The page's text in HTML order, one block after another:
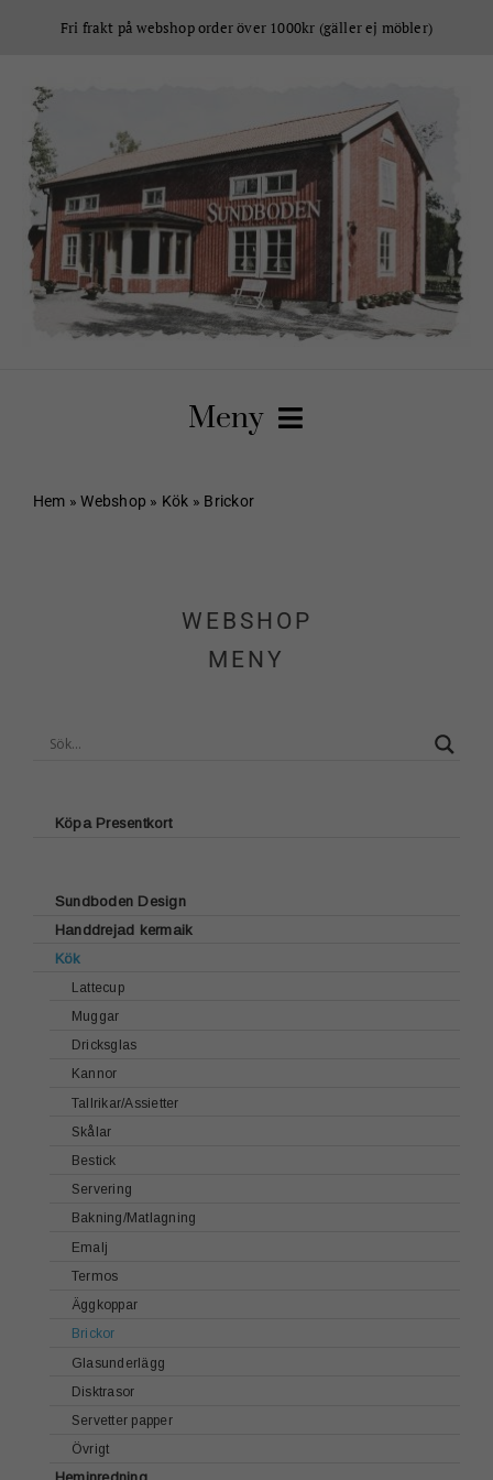
Fri frakt på webshop order över 1000kr (gäller ej möbler)
Meny
Hem
Schakt & Svets
Kundvagn
Hem »Webshop » Kök » Brickor
WEBSHOP
MENY
Köpa Presentkort
Sundboden Design
Glasunderlägg
Brickor
Bordstabletter
Sjökortsmotiv
Fyrmotiv
Textil
Disktrasor
Brickhållare / Tavelhållare
Vykort
Emalj
Handgjord Keramik
Handdrejad kermaik
Kök
Lattecup
Muggar
Dricksglas
Kannor
Tallrikar/Assietter
Skålar
Bestick
Servering
Bakning/Matlagning
Emalj
Termos
Äggkoppar
Brickor
Glasunderlägg
Disktrasor
Servetter papper
Övrigt